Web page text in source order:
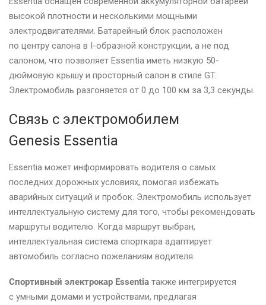
высокой плотности и несколькими мощными
электродвигателями. Батарейный блок расположен
по центру салона в I-образной конструкции, а не под
салоном, что позволяет Essentia иметь низкую 50-
дюймовую крышу и просторный салон в стиле GT.
Электромобиль разгоняется от 0 до 100 км за 3,3 секунды.
Связь с электромобилем
Genesis Essentia
Essentia может информировать водителя о самых
последних дорожных условиях, помогая избежать
аварийных ситуаций и пробок. Электромобиль использует
интеллектуальную систему для того, чтобы рекомендовать
маршруты водителю. Когда маршрут выбран,
интеллектуальная система спорткара адаптирует
автомобиль согласно пожеланиям водителя.
Спортивный электрокар Essentia также интегрируется
с умными домами и устройствами, предлагая